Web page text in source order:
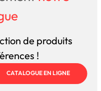
de produits
!
CATALOGUE EN LIGNE